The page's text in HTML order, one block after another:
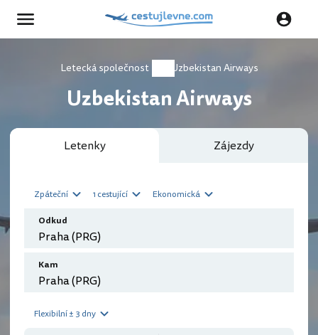
Letecká společnost Uzbekistan Airways
Uzbekistan Airways
Letenky Zájezdy
Zpáteční 1 cestující Ekonomická
Odkud
Kam
Flexibilní ± 3 dny